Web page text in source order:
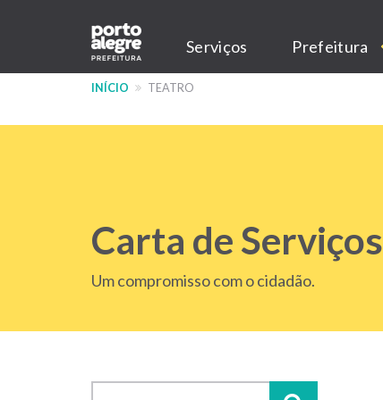
conteúdo
Main
navigation
Serviços Prefeitura
INÍCIO TEATRO
Carta de Serviços
Um compromisso com o cidadão.